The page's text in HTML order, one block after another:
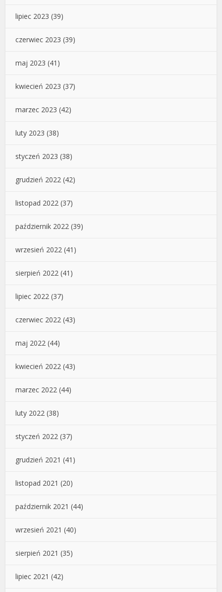
lipiec 2023 (39)
czerwiec 2023 (39)
maj 2023 (41)
kwiecień 2023 (37)
marzec 2023 (42)
luty 2023 (38)
styczeń 2023 (38)
grudzień 2022 (42)
listopad 2022 (37)
październik 2022 (39)
wrzesień 2022 (41)
sierpień 2022 (41)
lipiec 2022 (37)
czerwiec 2022 (43)
maj 2022 (44)
kwiecień 2022 (43)
marzec 2022 (44)
luty 2022 (38)
styczeń 2022 (37)
grudzień 2021 (41)
listopad 2021 (20)
październik 2021 (44)
wrzesień 2021 (40)
sierpień 2021 (35)
lipiec 2021 (42)